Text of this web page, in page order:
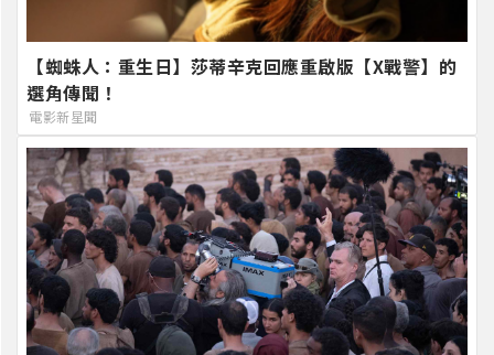
【蜘蛛人：重生日】莎蒂辛克回應重啟版【X戰警】的
選角傳聞！
電影新星聞